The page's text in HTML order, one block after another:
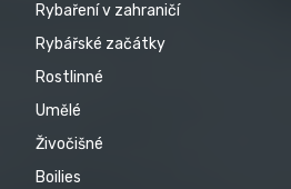
Rybaření v zahraničí
Rybářské začátky
Rostlinné
Umělé
Živočišné
Boilies